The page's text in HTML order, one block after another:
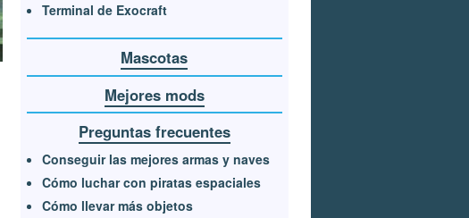
Terminal de Exocraft
Mascotas
Mejores mods
Preguntas frecuentes
Conseguir las mejores armas y naves
Cómo luchar con piratas espaciales
Cómo llevar más objetos